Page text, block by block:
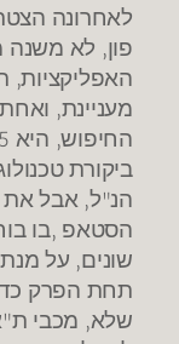
לאחרונה
פון, לא משנה
האפליקציות,
מעניינת,
ביקורת
הנ"ל, אבל את
הסטאפ ,בו
שונים, על
תחת הפרק
שלא, מכבי